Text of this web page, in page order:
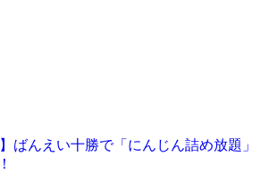
ばんえい十勝で「にんじん詰め放題」